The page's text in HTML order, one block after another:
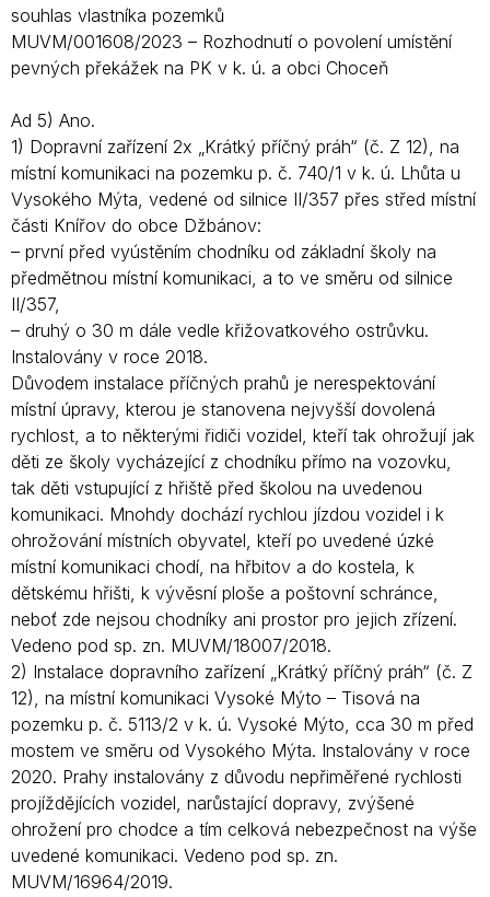
souhlas vlastníka pozemků
MUVM/001608/2023 – Rozhodnutí o povolení umístění
pevných překážek na PK v k. ú. a obci Choceň
Ad 5) Ano.
1) Dopravní zařízení 2x „Krátký příčný práh“ (č. Z 12), na
místní komunikaci na pozemku p. č. 740/1 v k. ú. Lhůta u
Vysokého Mýta, vedené od silnice II/357 přes střed místní
části Knířov do obce Džbánov:
– první před vyústěním chodníku od základní školy na
předmětnou místní komunikaci, a to ve směru od silnice
II/357,
– druhý o 30 m dále vedle křižovatkového ostrůvku.
Instalovány v roce 2018.
Důvodem instalace příčných prahů je nerespektování
místní úpravy, kterou je stanovena nejvyšší dovolená
rychlost, a to některými řidiči vozidel, kteří tak ohrožují jak
děti ze školy vycházející z chodníku přímo na vozovku,
tak děti vstupující z hřiště před školou na uvedenou
komunikaci. Mnohdy dochází rychlou jízdou vozidel i k
ohrožování místních obyvatel, kteří po uvedené úzké
místní komunikaci chodí, na hřbitov a do kostela, k
dětskému hřišti, k vývěsní ploše a poštovní schránce,
neboť zde nejsou chodníky ani prostor pro jejich zřízení.
Vedeno pod sp. zn. MUVM/18007/2018.
2) Instalace dopravního zařízení „Krátký příčný práh“ (č. Z
12), na místní komunikaci Vysoké Mýto – Tisová na
pozemku p. č. 5113/2 v k. ú. Vysoké Mýto, cca 30 m před
mostem ve směru od Vysokého Mýta. Instalovány v roce
2020. Prahy instalovány z důvodu nepřiměřené rychlosti
projíždějících vozidel, narůstající dopravy, zvýšené
ohrožení pro chodce a tím celková nebezpečnost na výše
uvedené komunikaci. Vedeno pod sp. zn.
MUVM/16964/2019.